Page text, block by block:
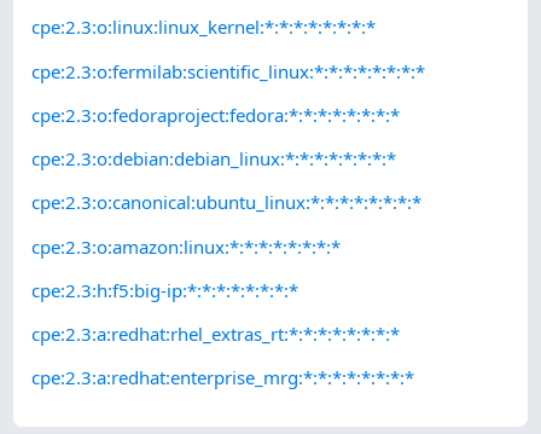
cpe:2.3:o:linux:linux_kernel:*:*:*:*:*:*:*:*
cpe:2.3:o:fermilab:scientific_linux:*:*:*:*:*:*:*:*
cpe:2.3:o:fedoraproject:fedora:*:*:*:*:*:*:*:*
cpe:2.3:o:debian:debian_linux:*:*:*:*:*:*:*:*
cpe:2.3:o:canonical:ubuntu_linux:*:*:*:*:*:*:*:*
cpe:2.3:o:amazon:linux:*:*:*:*:*:*:*:*
cpe:2.3:h:f5:big-ip:*:*:*:*:*:*:*:*
cpe:2.3:a:redhat:rhel_extras_rt:*:*:*:*:*:*:*:*
cpe:2.3:a:redhat:enterprise_mrg:*:*:*:*:*:*:*:*